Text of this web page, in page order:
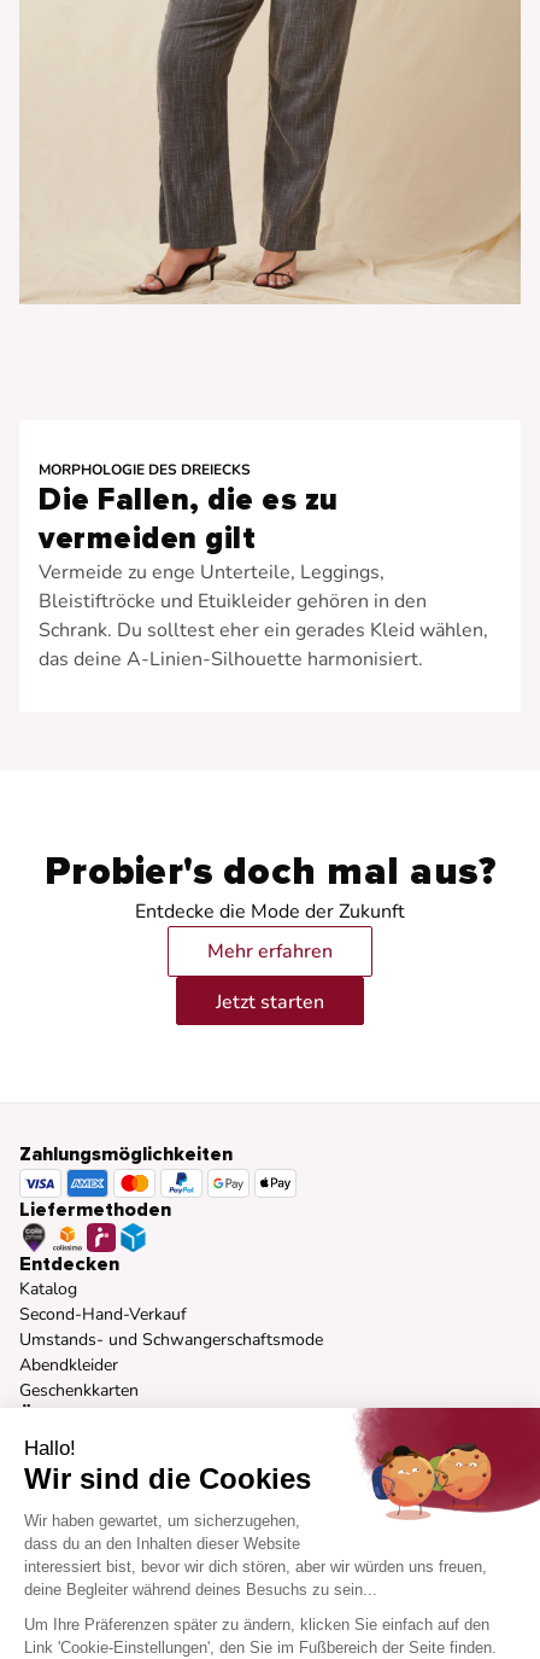
Hallo!
Wir sind die Cookies
Wir haben gewartet, um sicherzugehen,
dass du an den Inhalten dieser Website
interessiert bist, bevor wir dich stören, aber wir würden uns freuen,
deine Begleiter während deines Besuchs zu sein...
Um Ihre Präferenzen später zu ändern, klicken Sie einfach auf den
Link 'Cookie-Einstellungen', den Sie im Fußbereich der Seite finden.
MORPHOLOGIE DES DREIECKS
Die Fallen, die es zu
vermeiden gilt
Vermeide zu enge Unterteile, Leggings,
Bleistiftröcke und Etuikleider gehören in den
Schrank. Du solltest eher ein gerades Kleid wählen,
das deine A-Linien-Silhouette harmonisiert.
Probier's doch mal aus?
Entdecke die Mode der Zukunft
Mehr erfahren
Jetzt starten
Zahlungsmöglichkeiten
Liefermethoden
Entdecken
Katalog
Second-Hand-Verkauf
Umstands- und Schwangerschaftsmode
Abendkleider
Geschenkkarten
Über uns
Unsere Vision
Unsere Marken
Verantwortungsvolle Mode
Presse
Körperformen
Markenbotschafter-Programm
Hilfe
So funktioniert's
Hilfe-Center